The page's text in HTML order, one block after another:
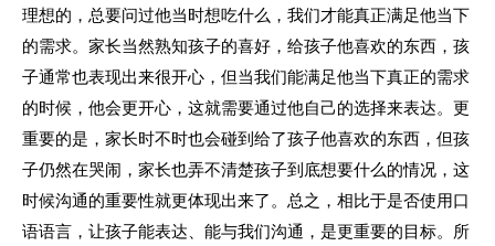
理想的，总要问过他当时想吃什么，我们才能真正满足他当下
的需求。家长当然熟知孩子的喜好，给孩子他喜欢的东西，孩
子通常也表现出来很开心，但当我们能满足他当下真正的需求
的时候，他会更开心，这就需要通过他自己的选择来表达。更
重要的是，家长时不时也会碰到给了孩子他喜欢的东西，但孩
子仍然在哭闹，家长也弄不清楚孩子到底想要什么的情况，这
时候沟通的重要性就更体现出来了。总之，相比于是否使用口
语语言，让孩子能表达、能与我们沟通，是更重要的目标。所